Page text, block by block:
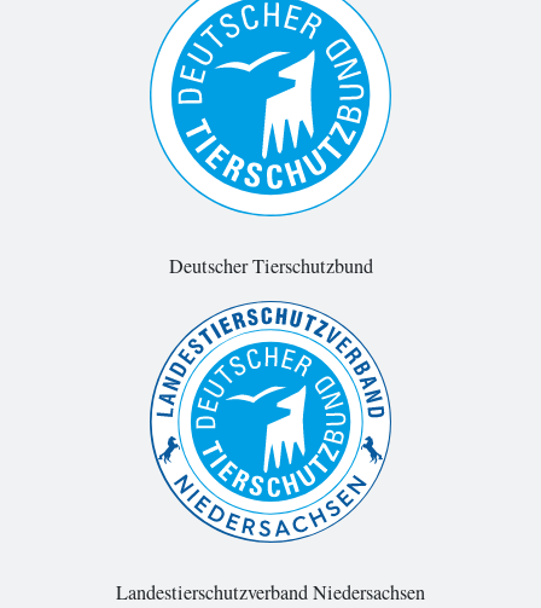
Deutscher Tierschutzbund
Landestierschutzverband Niedersachsen